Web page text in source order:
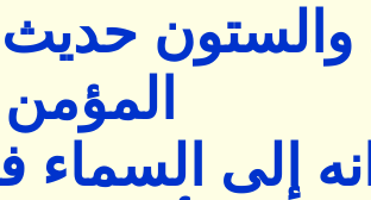
والستون
إلى السماء